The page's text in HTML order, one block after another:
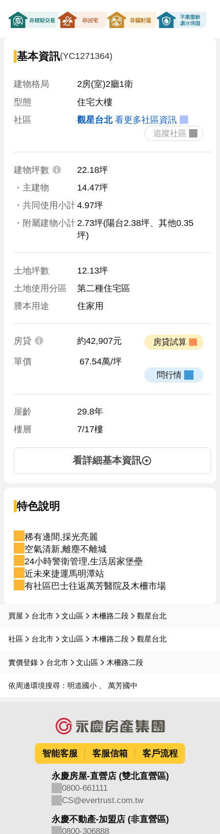
基本資訊(YC1271364)
建物格局
2房(室)2廳1衛
型態
住宅大樓
社區
觀星台北 看更多社區資訊
建物坪數
22.18坪
・主建物
14.47坪
・共同使用小計4.97坪
・附屬建物小計 2.73坪(陽台2.38坪、其他0.35
坪)
土地坪數
12.13坪
土地使用分區
第二種住宅區
謄本用途
住家用
房貸 約42,907元
單價 67.54萬/坪
屋齡
29.8年
樓層
7/17樓
看詳細基本資訊
特色說明
稀有邊間,採光亮麗
空氣清新,離塵不離城
24小時警衛管理,生活居家堡壘
近未來捷運馬明潭站
有社區巴士往返萬芳醫院及木柵市場
買屋 台北市 文山區 木柵路二段 觀星台北
社區 台北市 文山區 木柵路二段 觀星台北
實價登錄 台北市 文山區 木柵路二段
依周邊環境搜尋： 明道國小 萬芳國中
智能客服 客服信箱 客戶流程
永慶房屋-直營店 (雙北直營區)
0800-661111
CS@evertrust.com.tw
永慶不動產-加盟店 (非直營區)
0800-306888